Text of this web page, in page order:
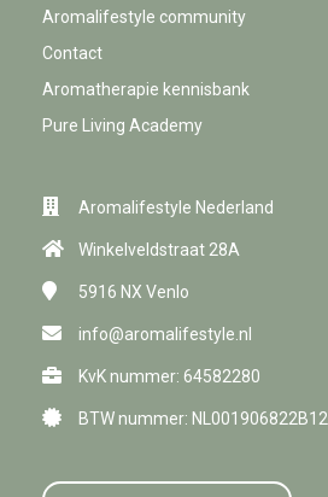
Aromalifestyle community
Contact
Aromatherapie kennisbank
Pure Living Academy
Aromalifestyle Nederland
Winkelveldstraat 28A
5916 NX Venlo
info@aromalifestyle.nl
KvK nummer: 64582280
BTW nummer: NL001906822B12